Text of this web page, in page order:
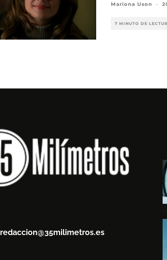
Mariona Uson ·
7 MINUTO DE
redaccion@35milimetros.es